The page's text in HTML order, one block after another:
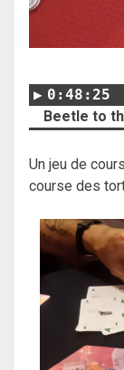
0:48:25
Beetle to
Un jeu de
course des